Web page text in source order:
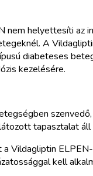
nem helyettesíti az
A
diabeteses
kezelésére.
tapasztalat áll
a Vildagliptin
kell